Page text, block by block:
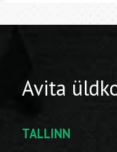
Avita
TALLINN